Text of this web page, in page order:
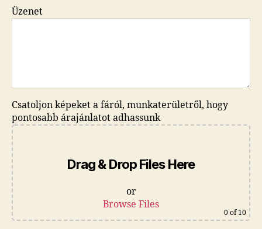
Üzenet
Csatoljon képeket a fáról, munkaterületről, hogy
pontosabb árajánlatot adhassunk
Drag & Drop Files Here
or
Browse Files
0 of 10